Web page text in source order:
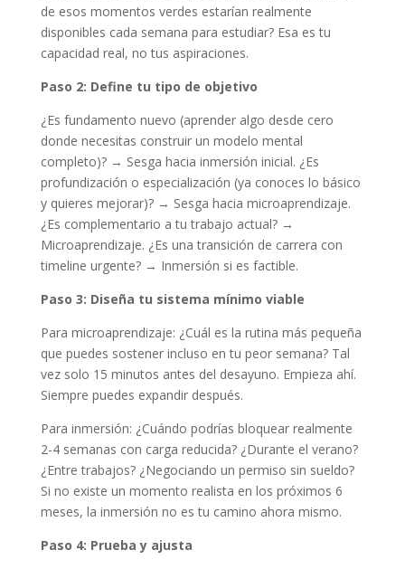
de esos momentos verdes estarían realmente
disponibles cada semana para estudiar? Esa es tu
capacidad real, no tus aspiraciones.
Paso 2: Define tu tipo de objetivo
¿Es fundamento nuevo (aprender algo desde cero
donde necesitas construir un modelo mental
completo)? → Sesga hacia inmersión inicial. ¿Es
profundización o especialización (ya conoces lo básico
y quieres mejorar)? → Sesga hacia microaprendizaje.
¿Es complementario a tu trabajo actual? →
Microaprendizaje. ¿Es una transición de carrera con
timeline urgente? → Inmersión si es factible.
Paso 3: Diseña tu sistema mínimo viable
Para microaprendizaje: ¿Cuál es la rutina más pequeña
que puedes sostener incluso en tu peor semana? Tal
vez solo 15 minutos antes del desayuno. Empieza ahí.
Siempre puedes expandir después.
Para inmersión: ¿Cuándo podrías bloquear realmente
2-4 semanas con carga reducida? ¿Durante el verano?
¿Entre trabajos? ¿Negociando un permiso sin sueldo?
Si no existe un momento realista en los próximos 6
meses, la inmersión no es tu camino ahora mismo.
Paso 4: Prueba y ajusta